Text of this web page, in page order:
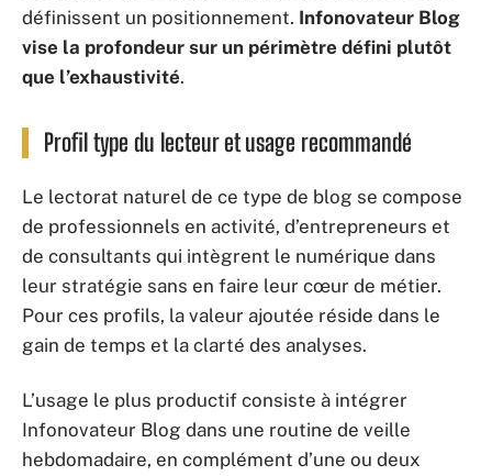
définissent un positionnement. Infonovateur Blog
vise la profondeur sur un périmètre défini plutôt
que l’exhaustivité.
Profil type du lecteur et usage recommandé
Le lectorat naturel de ce type de blog se compose
de professionnels en activité, d’entrepreneurs et
de consultants qui intègrent le numérique dans
leur stratégie sans en faire leur cœur de métier.
Pour ces profils, la valeur ajoutée réside dans le
gain de temps et la clarté des analyses.
L’usage le plus productif consiste à intégrer
Infonovateur Blog dans une routine de veille
hebdomadaire, en complément d’une ou deux